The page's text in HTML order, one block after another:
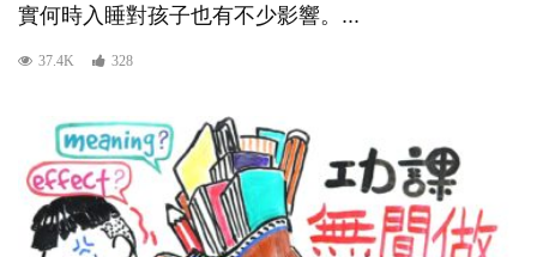
實何時入睡對孩子也有不少影響。...
37.4K 328